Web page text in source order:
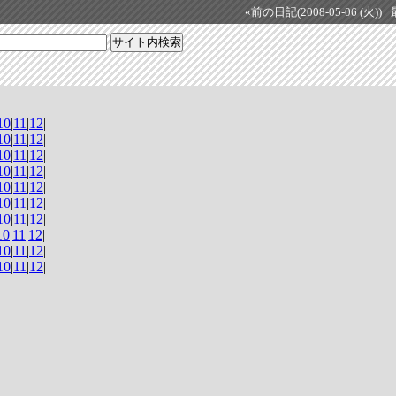
«前の日記(2008-05-06 (火))
|11 |12|
|11 |12|
|11 |12|
|11 |12|
|11 |12|
|11 |12|
|11 |12|
|11 |12|
|11 |12|
|11 |12|